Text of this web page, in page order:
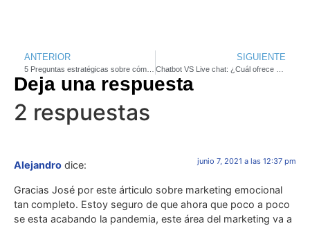
ANTERIOR SIGUIENTE
Deja una respuesta
2 respuestas
Alejandro dice: junio 7, 2021 a las 12:37 pm
Gracias José por este árticulo sobre marketing emocional
tan completo. Estoy seguro de que ahora que poco a poco
se esta acabando la pandemia, este área del marketing va a